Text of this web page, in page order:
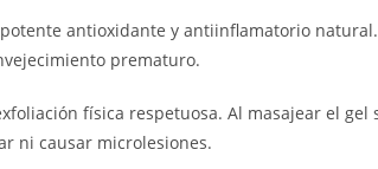
antioxidante y antiinflamatorio
prematuro.
física respetuosa. Al masajear el
ni causar microlesiones.